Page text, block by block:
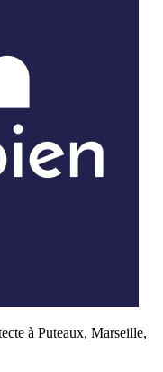
à Puteaux, Marseille,